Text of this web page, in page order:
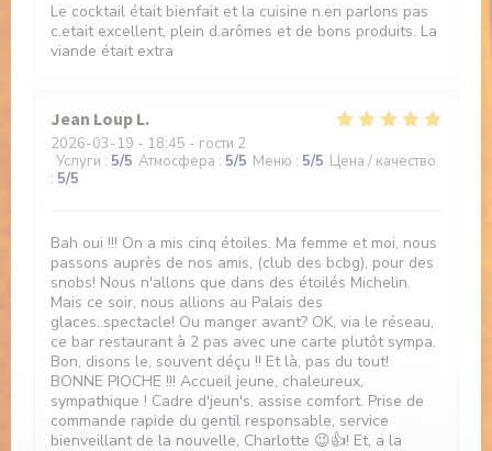
Le cocktail était bienfait et la cuisine n.en parlons pas
c.etait excellent, plein d.arômes et de bons produits. La
viande était extra
Jean Loup L
2026-03-19 - 18:45 - гости 2
Услуги : 5/5 Атмосфера : 5/5 Меню : 5/5 Цена / качество
: 5/5
Bah oui !!! On a mis cinq étoiles. Ma femme et moi, nous
passons auprès de nos amis, (club des bcbg), pour des
snobs! Nous n'allons que dans des étoilés Michelin.
Mais ce soir, nous allions au Palais des
glaces..spectacle! Ou manger avant? OK, via le réseau,
ce bar restaurant à 2 pas avec une carte plutôt sympa.
Bon, disons le, souvent déçu !! Et là, pas du tout!
BONNE PIOCHE !!! Accueil jeune, chaleureux,
sympathique ! Cadre d'jeun's, assise comfort. Prise de
commande rapide du gentil responsable, service
bienveillant de la nouvelle, Charlotte 😉👍! Et, a la